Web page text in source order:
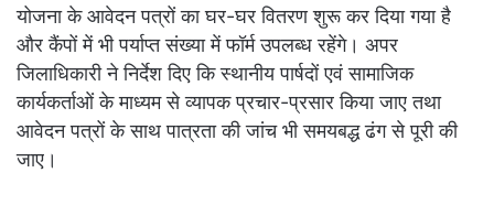
योजना के आवेदन पत्रों का घर-घर वितरण शुरू कर दिया गया है
और कैंपों में भी पर्याप्त संख्या में फॉर्म उपलब्ध रहेंगे। अपर
जिलाधिकारी ने निर्देश दिए कि स्थानीय पार्षदों एवं सामाजिक
कार्यकर्ताओं के माध्यम से व्यापक प्रचार-प्रसार किया जाए तथा
आवेदन पत्रों के साथ पात्रता की जांच भी समयबद्ध ढंग से पूरी की
जाए।